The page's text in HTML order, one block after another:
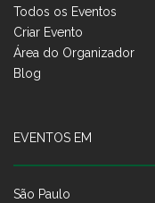
Todos os Eventos
Criar Evento
Área do Organizador
Blog
EVENTOS EM
São Paulo